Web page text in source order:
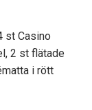
st Casino
2 st flätade
i rött